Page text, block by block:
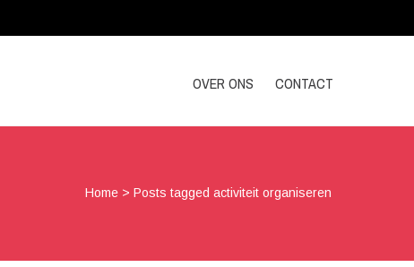
OVER ONS CONTACT
Home >Posts tagged activiteit organiseren